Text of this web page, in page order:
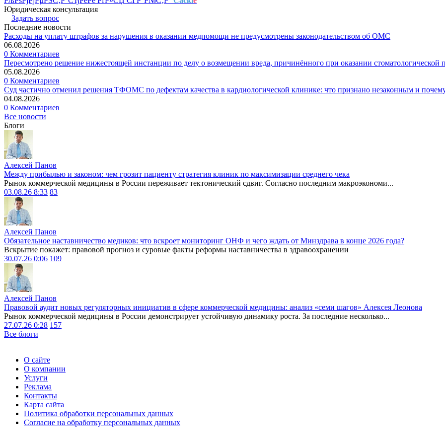
Юридическая консультация
Задать вопрос
Последние новости
Расходы на уплату штрафов за нарушения в оказании медпомощи не предусмотрены законодательством об ОМС
06.08.2026
0 Комментариев
Пересмотрено решение нижестоящей инстанции по делу о возмещении вреда, причинённого при оказании стоматологической
05.08.2026
0 Комментариев
Суд частично отменил решения ТФОМС по дефектам качества в кардиологической клинике: что признано незаконным и
04.08.2026
0 Комментариев
Все новости
Блоги
Алексей Панов
Между прибылью и законом: чем грозит пациенту стратегия клиник по максимизации среднего чека
Рынок коммерческой медицины в России переживает тектонический сдвиг. Согласно последним макроэкономи...
03.08.26 8:33 83
Алексей Панов
Обязательное наставничество медиков: что вскроет мониторинг ОНФ и чего ждать от Минздрава в конце 2026 года?
Вскрытие покажет: правовой прогноз и суровые факты реформы наставничества в здравоохранении
30.07.26 0:06 109
Алексей Панов
Правовой аудит новых регуляторных инициатив в сфере коммерческой медицины: анализ «семи шагов» Алексея Леонова
Рынок коммерческой медицины в России демонстрирует устойчивую динамику роста. За последние несколько...
27.07.26 0:28 157
Все блоги
О сайте
О компании
Услуги
Реклама
Контакты
Карта сайта
Политика обработки персональных данных
Согласие на обработку персональных данных